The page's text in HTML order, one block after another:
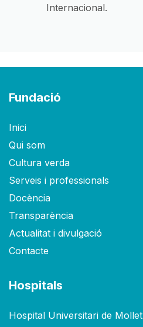
Internacional.
Fundació
Inici
Qui som
Cultura verda
Serveis i professionals
Docència
Transparència
Actualitat i divulgació
Contacte
Hospitals
Hospital Universitari de Mollet